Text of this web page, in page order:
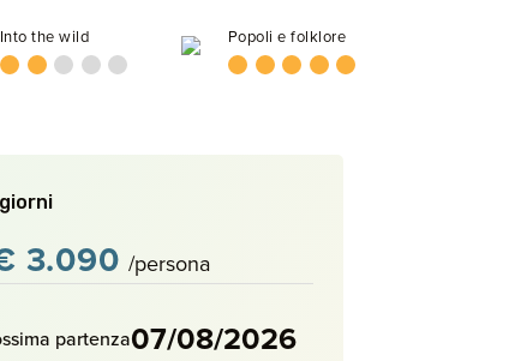
Into the wild Popoli e folklore
3.090 /persona
partenza07/08/2026